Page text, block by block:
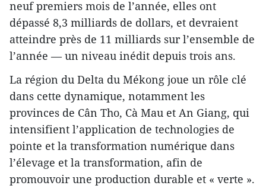
neuf premiers mois de l’année, elles ont
dépassé 8,3 milliards de dollars, et devraient
atteindre près de 11 milliards sur l’ensemble de
l’année — un niveau inédit depuis trois ans.
La région du Delta du Mékong joue un rôle clé
dans cette dynamique, notamment les
provinces de Cân Tho, Cà Mau et An Giang, qui
intensifient l’application de technologies de
pointe et la transformation numérique dans
l’élevage et la transformation, afin de
promouvoir une production durable et « verte ».